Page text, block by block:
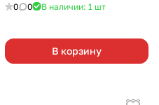
0 0 В наличии: 1 шт
В корзину